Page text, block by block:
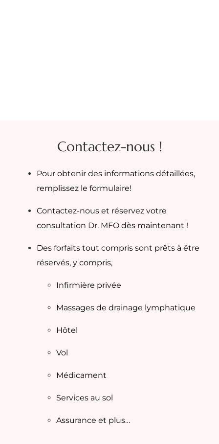
Contactez-nous !
Pour obtenir des informations détaillées,
remplissez le formulaire!
Contactez-nous et réservez votre
consultation Dr. MFO dès maintenant !
Des forfaits tout compris sont prêts à être
réservés, y compris,
Infirmière privée
Massages de drainage lymphatique
Hôtel
Vol
Médicament
Services au sol
Assurance et plus…